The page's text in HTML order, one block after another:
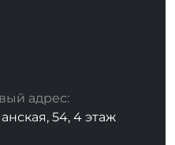
адрес:
54, 4 этаж